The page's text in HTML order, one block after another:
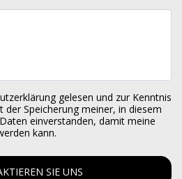
gelesen und zur Kenntnis
der Speicherung meiner, in diesem
einverstanden, damit meine
kann.
SIE UNS